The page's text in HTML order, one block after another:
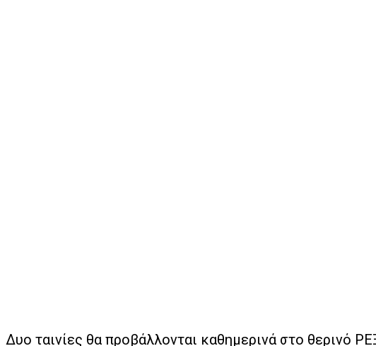
Δυο ταινίες θα προβάλλονται καθημερινά στο θερινό